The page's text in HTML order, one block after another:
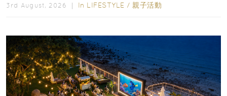
3rd August, 2026 ｜ In LIFESTYLE / 親子活動